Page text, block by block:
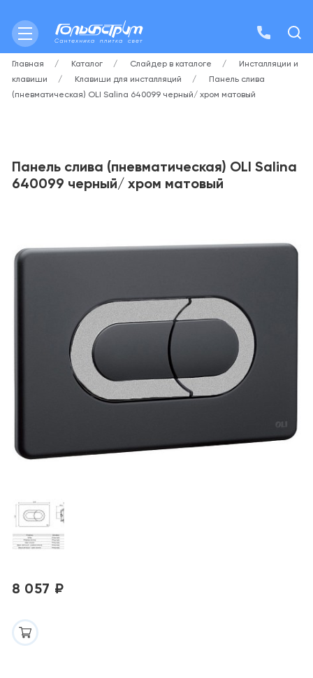
Главная Каталог Слайдер в каталоге
Инсталляции и
клавиши
Клавиши для инсталляций
Панель слива
(пневматическая) OLI Salina 640099 черный/ хром матовый
Панель слива (пневматическая) OLI Salina
640099 черный/ хром матовый
8 057 ₽